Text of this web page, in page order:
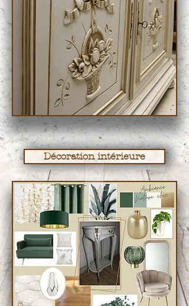
Décoration intérieure